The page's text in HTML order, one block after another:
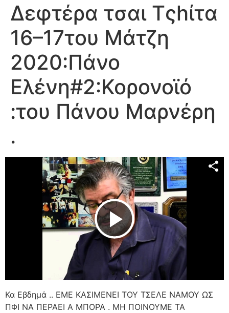
Δεφτέρα τσαι Τςhίτα
16–17του Μάτζη
2020:Πάνο
Ελένη#2:Κορονοϊό
:του Πάνου Μαρνέρη
.
Play Video
Κα Εβδημά .. ΕΜΕ ΚΑΣΙΜΕΝΕΙ ΤΟΥ ΤΣΕΛΕ ΝΑΜΟΥ ΩΣ
ΠΦΙ ΝΑ ΠΕΡΑΕΙ Α ΜΠΟΡΑ . ΜΗ ΠΟΙΝΟΥΜΕ ΤΑ